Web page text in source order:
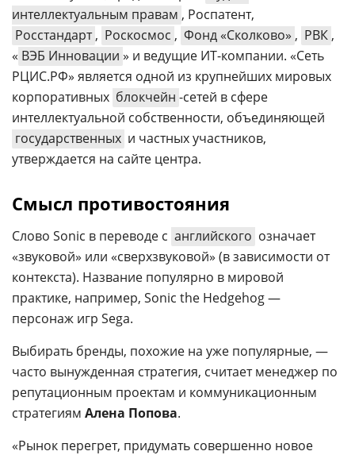
интеллектуальным правам , Роспатент,
Росстандарт , Роскосмос , Фонд «Сколково» , РВК ,
« ВЭБ Инновации » и ведущие ИТ-компании. «Сеть
РЦИС.РФ» является одной из крупнейших мировых
корпоративных блокчейн -сетей в сфере
интеллектуальной собственности, объединяющей
государственных и частных участников,
утверждается на сайте центра.
Смысл противостояния
Слово Sonic в переводе с английского означает
«звуковой» или «сверхзвуковой» (в зависимости от
контекста). Название популярно в мировой
практике, например, Sonic the Hedgehog —
персонаж игр Sega.
Выбирать бренды, похожие на уже популярные, —
часто вынужденная стратегия, считает менеджер по
репутационным проектам и коммуникационным
стратегиям Алена Попова.
«Рынок перегрет, придумать совершенно новое